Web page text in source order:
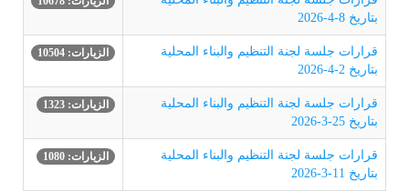
بتاريخ 8-4-2026
قرارات جلسة لجنة التنظيم والبناء المحلية
بتاريخ 2-4-2026
الزيارات: 10504
قرارات جلسة لجنة التنظيم والبناء المحلية
بتاريخ 25-3-2026
الزيارات: 1323
قرارات جلسة لجنة التنظيم والبناء المحلية
بتاريخ 11-3-2026
الزيارات: 1080